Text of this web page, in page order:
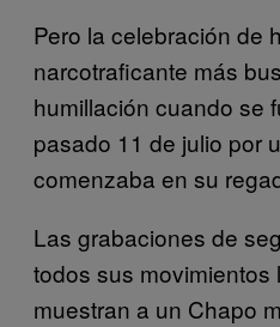
Pero la celebración de
narcotraficante más
humillación cuando se
pasado 11 de julio por
comenzaba en su
Las grabaciones de
todos sus
muestran a un Chapo